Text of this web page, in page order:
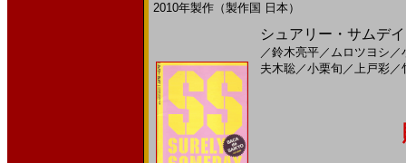
2010年製作（製作国 日本）
シュアリー・サムデ
／鈴木亮平／ ムロツヨシ ／
夫木聡／小栗旬 ／上戸彩／